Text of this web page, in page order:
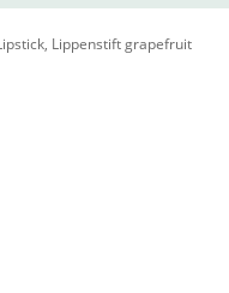
Lippenstift grapefruit